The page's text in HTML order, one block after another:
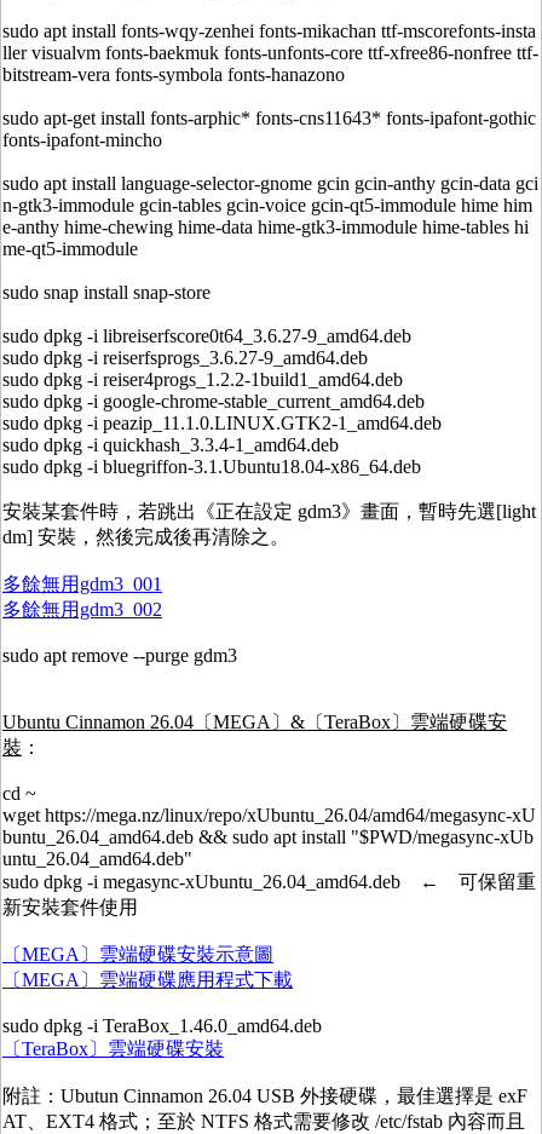
sudo apt install fonts-wqy-zenhei fonts-mikachan ttf-mscorefonts-insta
ller visualvm fonts-baekmuk fonts-unfonts-core ttf-xfree86-nonfree ttf-
bitstream-vera fonts-symbola fonts-hanazono
sudo apt-get install fonts-arphic* fonts-cns11643* fonts-ipafont-gothic
fonts-ipafont-mincho
sudo apt install language-selector-gnome gcin gcin-anthy gcin-data gci
n-gtk3-immodule gcin-tables gcin-voice gcin-qt5-immodule hime him
e-anthy hime-chewing hime-data hime-gtk3-immodule hime-tables hi
me-qt5-immodule
sudo snap install snap-store
sudo dpkg -i libreiserfscore0t64_3.6.27-9_amd64.deb
sudo dpkg -i reiserfsprogs_3.6.27-9_amd64.deb
sudo dpkg -i reiser4progs_1.2.2-1build1_amd64.deb
sudo dpkg -i google-chrome-stable_current_amd64.deb
sudo dpkg -i peazip_11.1.0.LINUX.GTK2-1_amd64.deb
sudo dpkg -i quickhash_3.3.4-1_amd64.deb
sudo dpkg -i bluegriffon-3.1.Ubuntu18.04-x86_64.deb
安裝某套件時，若跳出《正在設定 gdm3》畫面，暫時先選[light
dm] 安裝，然後完成後再清除之。
多餘無用gdm3_001
多餘無用gdm3_002
sudo apt remove --purge gdm3
Ubuntu Cinnamon 26.04〔MEGA〕&〔TeraBox〕雲端硬碟安
裝 ：
cd ~
wget https://mega.nz/linux/repo/xUbuntu_26.04/amd64/megasync-xU
buntu_26.04_amd64.deb && sudo apt install "$PWD/megasync-xUb
untu_26.04_amd64.deb"
sudo dpkg -i megasync-xUbuntu_26.04_amd64.deb ← 可保留重
新安裝套件使用
〔MEGA〕雲端硬碟安裝示意圖
〔MEGA〕雲端硬碟應用程式下載
sudo dpkg -i TeraBox_1.46.0_amd64.deb
〔TeraBox〕雲端硬碟安裝
附註：Ubutun Cinnamon 26.04 USB 外接硬碟，最佳選擇是 exF
AT、EXT4 格式；至於 NTFS 格式需要修改 /etc/fstab 內容而且